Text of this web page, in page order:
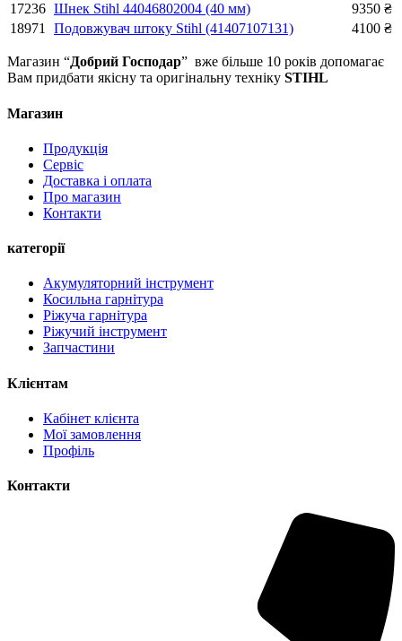
17236 Шнек Stihl 44046802004 (40 мм) 9350 ₴
18971
Подовжувач штоку Stihl (41407107131) 4100 ₴
Магазин “Добрий Господар” вже більше 10 років допомагає
Вам придбати якісну та оригінальну техніку STIHL
Магазин
Продукція
Сервіс
Доставка і оплата
Про магазин
Контакти
категорії
Акумуляторний інструмент
Косильна гарнітура
Ріжуча гарнітура
Ріжучий інструмент
Запчастини
Клієнтам
Кабінет клієнта
Мої замовлення
Профіль
Контакти